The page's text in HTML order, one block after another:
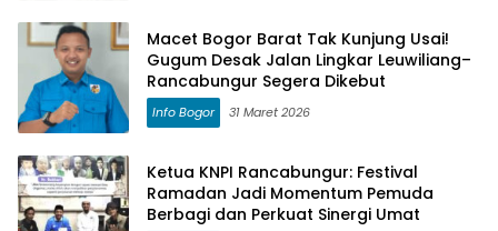
Macet Bogor Barat Tak Kunjung Usai!
Gugum Desak Jalan Lingkar Leuwiliang–
Rancabungur Segera Dikebut
Info Bogor 31 Maret 2026
Ketua KNPI Rancabungur: Festival
Ramadan Jadi Momentum Pemuda
Berbagi dan Perkuat Sinergi Umat